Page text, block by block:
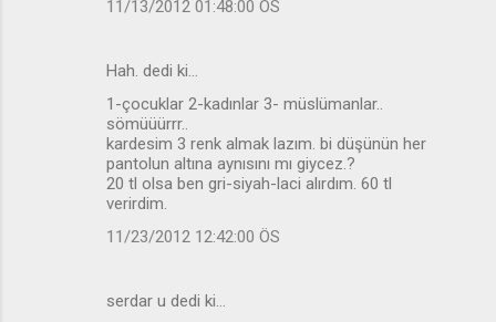
11/13/2012 01:48:00 ÖS
Hah. dedi ki…
1-çocuklar 2-kadınlar 3- müslümanlar..
sömüüürrr..
kardesim 3 renk almak lazım. bi düşünün her
pantolun altına aynısını mı giycez.?
20 tl olsa ben gri-siyah-laci alırdım. 60 tl
verirdim.
11/23/2012 12:42:00 ÖS
serdar u dedi ki…